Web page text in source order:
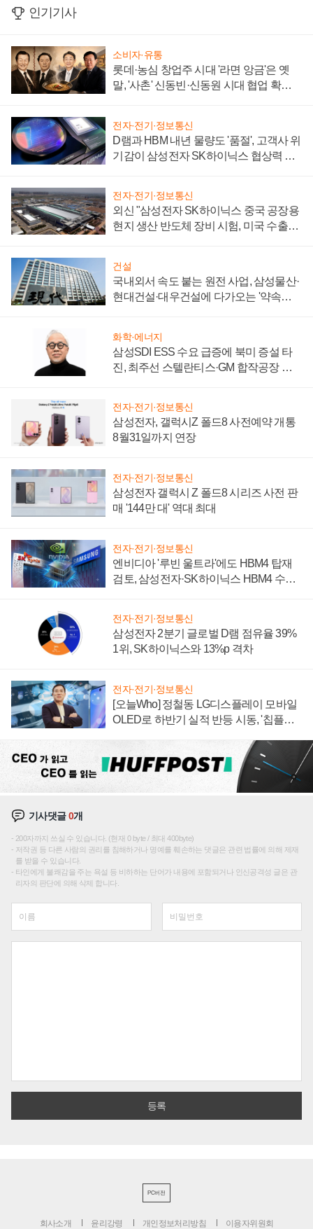
인기기사
소비자·유통
롯데·농심 창업주 시대 '라면 앙금'은 옛
말, '사촌' 신동빈·신동원 시대 협업 확대
전자·전기·정보통신
D램과 HBM 내년 물량도 '품절', 고객사 위
기감이 삼성전자 SK하이닉스 협상력 더
전자·전기·정보통신
외신 "삼성전자 SK하이닉스 중국 공장용
현지 생산 반도체 장비 시험, 미국 수출통
건설
국내외서 속도 붙는 원전 사업, 삼성물산·
현대건설·대우건설에 다가오는 '약속의
화학·에너지
삼성SDI ESS 수요 급증에 북미 증설 타
진, 최주선 스텔란티스·GM 합작공장 건
전자·전기·정보통신
삼성전자, 갤럭시Z 폴드8 사전예약 개통
8월31일까지 연장
전자·전기·정보통신
삼성전자 갤럭시 Z 폴드8 시리즈 사전 판
매 '144만 대' 역대 최대
전자·전기·정보통신
엔비디아 '루빈 울트라'에도 HBM4 탑재
검토, 삼성전자·SK하이닉스 HBM4 수율
전자·전기·정보통신
삼성전자 2분기 글로벌 D램 점유율 39%
1위, SK하이닉스와 13%p 격차
전자·전기·정보통신
[오늘Who] 정철동 LG디스플레이 모바일
OLED로 하반기 실적 반등 시동, '칩플레
기사댓글0개
200자까지 쓰실 수 있습니다. (현재 0 byte / 최대 400byte)
저작권 등 다른 사람의 권리를 침해하거나 명예를 훼손하는 댓글은 관련 법률에 의해 제재
를 받을 수 있습니다.
타인에게 불쾌감을 주는 욕설 등 비하하는 단어가 내용에 포함되거나 인신공격성 글은 관
리자의 판단에 의해 삭제 합니다.
PC버전
회사소개 윤리강령 개인정보처리방침 이용자위원회